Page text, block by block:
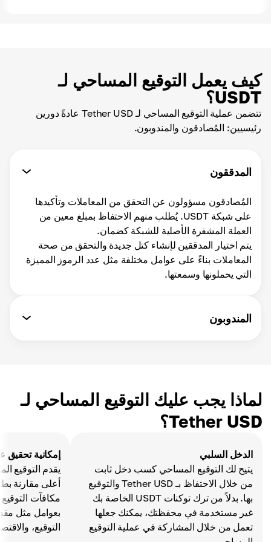
كيف يعمل التوقيع المساحي لـ
USDT؟
تتضمن عملية التوقيع المساحي لـ Tether USD عادةً دورين
رئيسيين: المُصادقون والمندوبون.
المدققون
المُصادقون مسؤولون عن التحقق من المعاملات وتأكيدها
على شبكة USDT. يُطلب منهم الاحتفاظ بمبلغ معين من
العملة المشفرة الأصلية للشبكة كضمان.
يتم اختيار المدققين لإنشاء كتل جديدة والتحقق من صحة
المعاملات بناءً على عوامل مختلفة مثل عدد الرموز المميزة
التي يحملونها وسمعتها.
المندوبون
لماذا يجب عليك التوقيع المساحي لـ
Tether USD؟
الدخل السلبي
يتيح لك التوقيع المساحي كسب دخل ثابت
من خلال الاحتفاظ بـ Tether USD والتوقيع
بها. بدلاً من ترك توكنات USDT الخاصة بك
غير مستخدمة في محفظتك، يمكنك جعلها
تعمل من خلال المشاركة في عملية التوقيع
إمكانية تحقيق
يقدم التوقيع
أعلى مقارنة
التوقيع،